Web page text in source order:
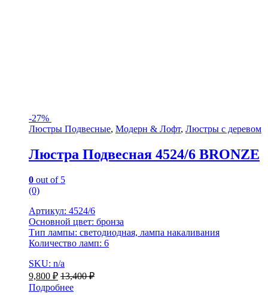
-27%
Люстры Подвесные, Модерн & Лофт, Люстры с деревом
Люстра Подвесная 4524/6 BRONZE
0 out of 5
(0)
Артикул: 4524/6
Основной цвет: бронза
Тип лампы: светодиодная, лампа накаливания
Количество ламп: 6
SKU: n/a
9,800 ₽ 13,400₽
Подробнее